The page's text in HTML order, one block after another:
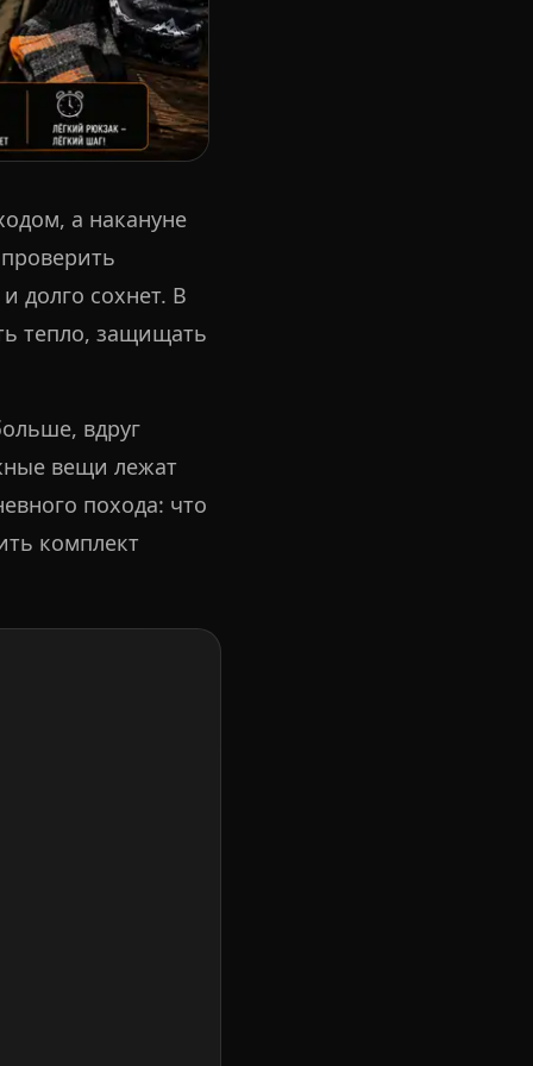
а накануне
долго сохнет. В
тепло, защищать
вдруг
вещи лежат
похода: что
комплект